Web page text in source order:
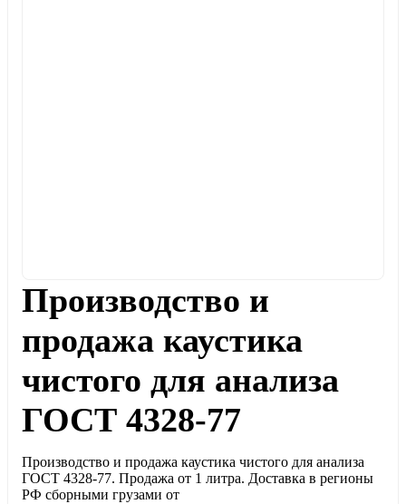
Производство и
продажа каустика
чистого для анализа
ГОСТ 4328-77
Производство и продажа каустика чистого для анализа
ГОСТ 4328-77. Продажа от 1 литра. Доставка в регионы
РФ сборными грузами от